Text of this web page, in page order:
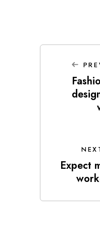
Expect